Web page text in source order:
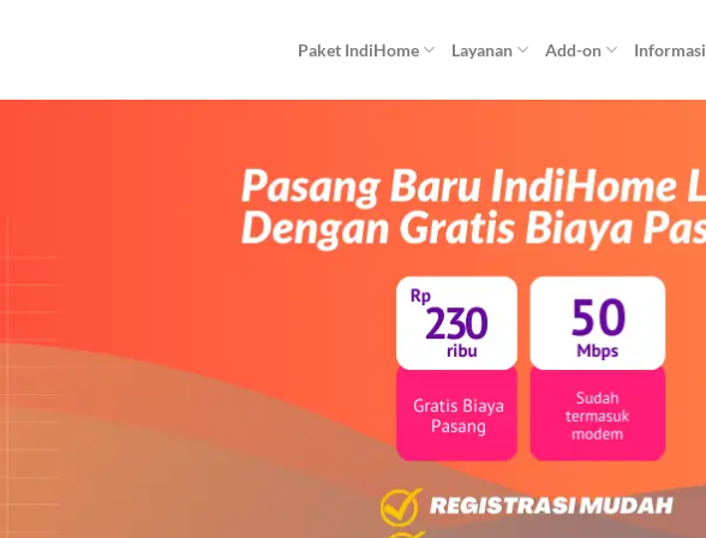
Paket IndiHome Layanan Add-on Informasi